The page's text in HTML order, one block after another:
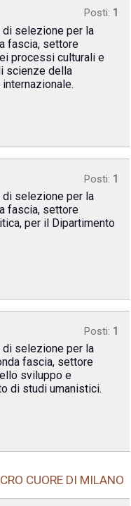
Posti: 1
selezione per la
fascia, settore
processi culturali e
scienze della
Posti: 1
selezione per la
fascia, settore
per il Dipartimento
Posti: 1
selezione per la
fascia, settore
sviluppo e
di studi umanistici.
CUORE DI MILANO